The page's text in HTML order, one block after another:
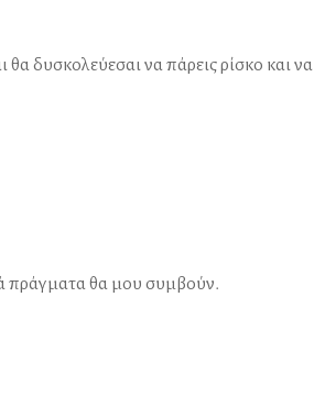
δυσκολεύεσαι να πάρεις ρίσκο και να
πράγματα θα μου συμβούν.